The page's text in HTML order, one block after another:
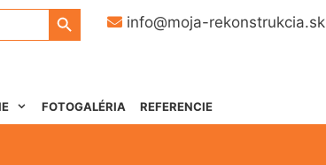
info@moja-rekonstrukcia.sk
Search Button
FOTOGALÉRIA REFERENCIE